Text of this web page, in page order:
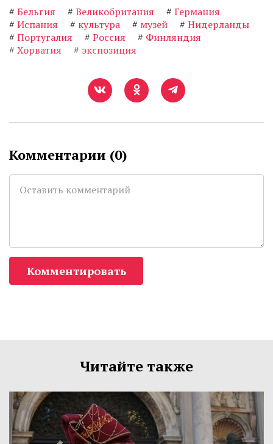
# Бельгия # Великобритания # Германия
# Испания # культура # музей # Нидерланды
# Португалия # Россия # Финляндия
# Хорватия # экспозиция
Комментарии (0)
Комментировать
Читайте также